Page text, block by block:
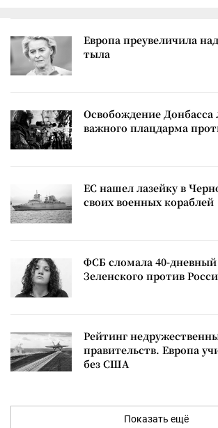
Европа преувеличила
тыла
Освобождение
важного плацдарма
ЕС нашел лазейку в
своих военных кораблей
ФСБ сломала 40-
Зеленского против
Рейтинг
правительств. Европа
без США
Показать ещё